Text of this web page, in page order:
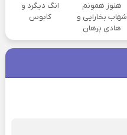
هنوز همونم
شهاب بخارایی و
هادی برهان
انگ دیگرد و
کابوس